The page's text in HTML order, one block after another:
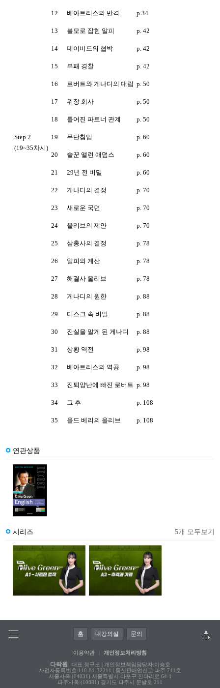
12 베아트리스의 반격 p.34
13 볼모로 잡힌 알피 p. 42
14 데이비드의 협박 p. 42
15 부패 경찰 p. 42
16 로버트와 게나디의 대립 p. 50
17 위장 회사 p. 50
18 틀어진 파트너 관계 p. 50
Step 2
(19~35차시)
19 무단침입 p. 60
20 술꾼 앨런 애덤스 p. 60
21 29년 전 비밀 p. 60
22 게나디의 결정 p. 70
23 새로운 국면 p. 70
24 올리브의 제안 p. 70
25 삼총사의 결정 p. 78
26 알피의 계산 p. 78
27 해결사 올리브 p. 78
28 게나디의 원한 p. 88
29 디스크 속 비밀 p. 88
30 진실을 알게 된 게나디 p. 88
31 상황 역전 p. 98
32 베아트리스의 역공 p. 98
33 진퇴양난에 빠진 로버트 p. 98
34 그 후 p. 108
35 올드 베리의 올리브 p. 108
연관상품
시리즈 5개 모두보기
홈 내강의실 문의
이용약관 개인정보처리방침
다락원
대표:정규도 | 개인정보책임담당자:이승호
사업자등록번호:110-81-32211 | 통신판매업신고:파주 741호
서울사옥:(04031) 서울특별시 마포구 잔다리로 64-1
파주사옥:(10881) 경기도 파주시 문발로 211